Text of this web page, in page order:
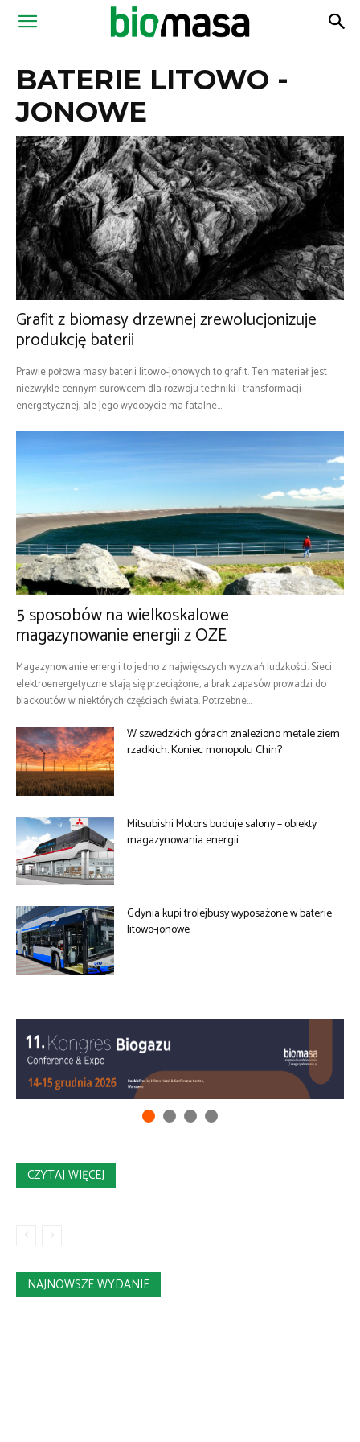
Magazyn
BATERIE LITOWO -
JONOWE
Grafit z biomasy drzewnej zrewolucjonizuje
produkcję baterii
Prawie połowa masy baterii litowo-jonowych to grafit. Ten materiał jest
niezwykle cennym surowcem dla rozwoju techniki i transformacji
energetycznej, ale jego wydobycie ma fatalne...
5 sposobów na wielkoskalowe
magazynowanie energii z OZE
Magazynowanie energii to jedno z największych wyzwań ludzkości. Sieci
elektroenergetyczne stają się przeciążone, a brak zapasów prowadzi do
blackoutów w niektórych częściach świata. Potrzebne...
W szwedzkich górach znaleziono metale ziem
rzadkich. Koniec monopolu Chin?
Mitsubishi Motors buduje salony – obiekty
magazynowania energii
Gdynia kupi trolejbusy wyposażone w baterie
litowo-jonowe
CZYTAJ WIĘCEJ
NAJNOWSZE WYDANIE